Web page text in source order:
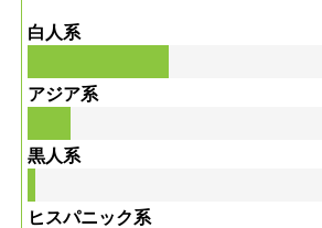
白人系
アジア系
黒人系
ヒスパニック系